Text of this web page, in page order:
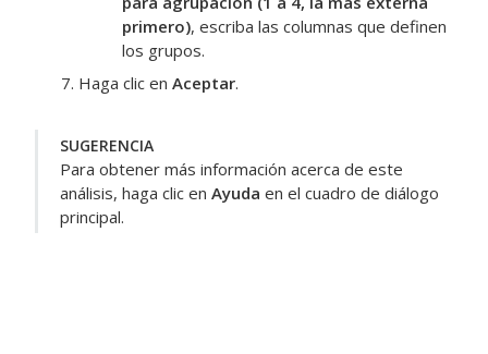
primero), escriba las columnas que definen
los grupos.
Haga clic en Aceptar.
SUGERENCIA
Para obtener más información acerca de este
análisis, haga clic en Ayuda en el cuadro de diálogo
principal.